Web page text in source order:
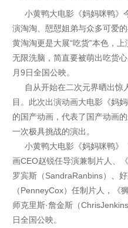
小黄鸭大电影《妈妈咪鸭》
演淘淘、憇憇姐弟与众多可爱
黄淘淘更是大展“吃货”本色，
无限洗脑，简直要被萌出吃货
月9日全国公映。
自从开始在二次元界晒出惊
目。此次出演动画大电影《妈
的国产动画，代表了国产动画
一次极具挑战的演出。
小黄鸭大电影《妈妈咪鸭》
画CEO赵锐任导演兼制片人、
罗宾斯（SandraRanbins）、
（PenneyCox）任制片人，《
师克里斯·詹金斯（
日全国公映。